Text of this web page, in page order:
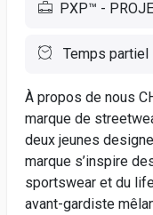
PXP™ -
Temps partiel
À propos de nous
marque de
deux jeunes
marque s’inspire
sportswear et du
avant-gardiste